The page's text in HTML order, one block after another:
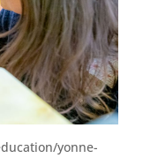
yonne-